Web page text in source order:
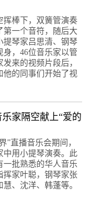
挥棒下，双簧管演奏
第一个音符，随后大
提琴家吕思清、钢琴
身，46位音乐家以管
来的视频片段后，
他的同事们开始了视
家隔空献上“爱的
”直播音乐会期间，
中用小提琴演奏。此
一批熟悉的华人音乐
挥家叶聪，钢琴家张
、沈洋、韩蓬等。